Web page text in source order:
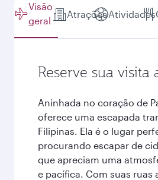
Visão
geral
AtraçõesAtividades
Reserve sua visita
Aninhada no coração de
oferece uma escapada
Filipinas. Ela é o lugar
procurando escapar de
que apreciam uma
e pacífica. Com suas ruas